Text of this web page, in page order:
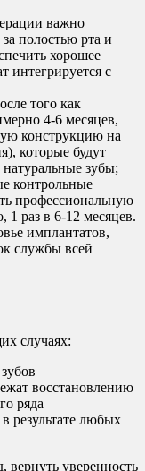
важно
полостью рта и
хорошее
интегрируется с
того как
4-6 месяцев,
конструкцию на
которые будут
зубы;
контрольные
профессиональную
1 раз в 6-12 месяцев.
имплантатов,
службы всей
случаях:
восстановлению
ряда
результате любых
вернуть уверенность